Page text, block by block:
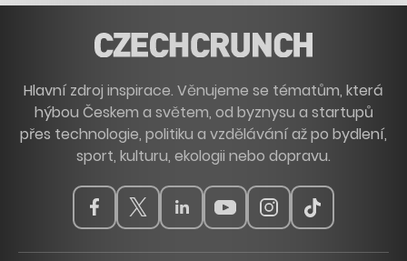
Hlavní zdroj inspirace. Věnujeme se tématům, která
hýbou Českem a světem, od byznysu a startupů
přes technologie, politiku a vzdělávání až po bydlení,
sport, kulturu, ekologii nebo dopravu.